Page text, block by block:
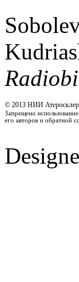
© 2013 НИИ
Запрещено использование
его авторов и обратной